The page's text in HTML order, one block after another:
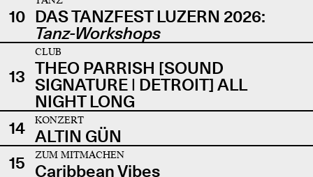
10 DAS TANZFEST LUZERN 2026:
Tanz-Workshops
13
CLUB
THEO PARRISH [SOUND
SIGNATURE | DETROIT] ALL
NIGHT LONG
14
KONZERT
ALTIN GÜN
15
ZUM MITMACHEN
Caribbean Vibes